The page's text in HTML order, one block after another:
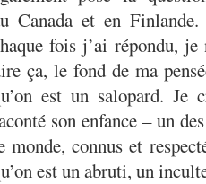
Canada et en
fois j’ai répondu, je
ça, le fond de ma
est un salopard. Je
son enfance – un
monde, connus et
est un abruti, un